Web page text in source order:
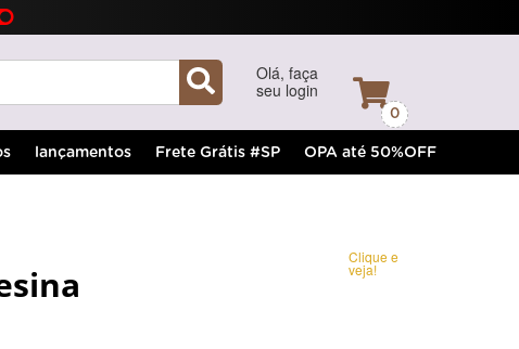
Olá, faça
seu login
0
lançamentos Frete Grátis #SP OPA até 50%OFF
Clique e
veja!